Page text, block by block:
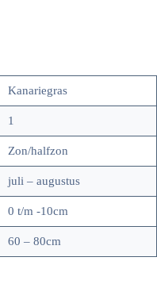
Kanariegras
1
Zon/halfzon
juli – augustus
0 t/m -10cm
60 – 80cm